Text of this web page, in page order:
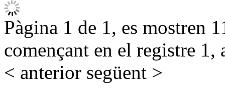
Pàgina 1 de 1, es mostren
començant en el registre 1,
< anterior següent >